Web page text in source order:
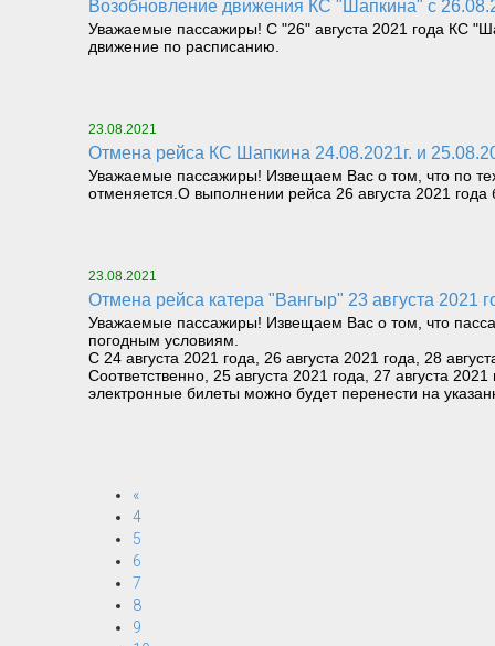
Возобновление движения КС "Шапкина" с
Уважаемые пассажиры! С "26" августа 2021 года КС
движение по расписанию.
23.08.2021
Отмена рейса КС Шапкина 24.08.2021г. и
Уважаемые пассажиры! Извещаем Вас о том, что по
отменяется.О выполнении рейса 26 августа 2021
23.08.2021
Отмена рейса катера "Вангыр" 23 августа 2021
Уважаемые пассажиры! Извещаем Вас о том, что
погодным условиям.
С 24 августа 2021 года, 26 августа 2021 года, 28
Соответственно, 25 августа 2021 года, 27 августа
электронные билеты можно будет перенести на
«
4
5
6
7
8
9